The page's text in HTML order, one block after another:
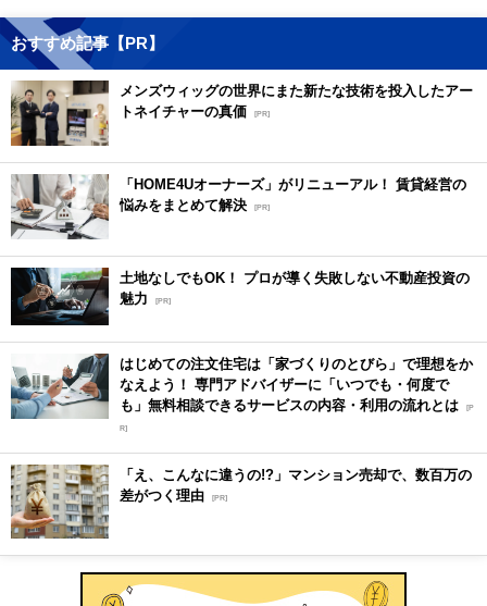
おすすめ記事【PR】
メンズウィッグの世界にまた新たな技術を投入したアー
トネイチャーの真価
[PR]
「HOME4Uオーナーズ」がリニューアル！ 賃貸経営の
悩みをまとめて解決 [PR]
土地なしでもOK！ プロが導く失敗しない不動産投資の
魅力
[PR]
はじめての注文住宅は「家づくりのとびら」で理想をか
なえよう！ 専門アドバイザーに「いつでも・何度で
も」無料相談できるサービスの内容・利用の流れとは [P
R]
「え、こんなに違うの!?」マンション売却で、数百万の
差がつく理由 [PR]